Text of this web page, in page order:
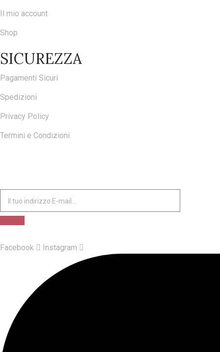
Il mio account
Shop
SICUREZZA
Pagamenti Sicuri
Spedizioni
Privacy Policy
Termini e Condizioni
Facebook Instagram